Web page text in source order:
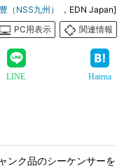
（NSS九州）
，EDN Japan]
PC用表示
関連情報
LINE Hatena
ンク品のシーケンサーを